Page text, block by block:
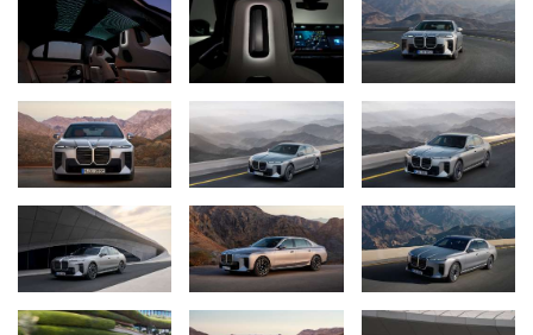
Verbrennungsmotoren mit 48‑Volt‑Mild‑Hybrid‑Technologie und
leistungsstarken Plug-in-Hybriden auch fortschrittliche
vollelektrische Varianten umfasst. Letztere bieten dank Einsatz
der innovativen Rundzellen der sechsten Generation BMW eDrive
eine deutlich gesteigerte elektrische Reichweite von bis zu über
720 Kilometern (WLTP). Zudem profitieren Fahrer von
komfortablen und intelligenten Ladelösungen, ladeoptimierter
Routenplanung, adaptiver Rekuperation und der Integration in
den Energiemarkt für kostenoptimiertes Laden. Erstmals steht
neben dem besonders souveränen BMW 740d xDrive auch der
BMW 740 xDrive zur Auswahl. Das Angebot wird durch zwei
Plug-in-Hybrid-Varianten abgerundet. In Summe drei BMW M
Performance Modelle stellen ein starkes Bekenntnis zur Freude
am Fahren dar.